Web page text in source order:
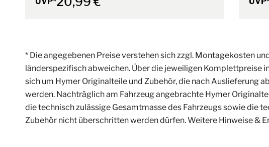
* Die angegebenen Preise verstehen sich zzgl. Montagekosten
länderspezifisch abweichen. Über die jeweiligen Komplettpreise
sich um Hymer Originalteile und Zubehör, die nach Auslieferung
werden. Nachträglich am Fahrzeug angebrachte Hymer
die technisch zulässige Gesamtmasse des Fahrzeugs sowie die
Zubehör nicht überschritten werden dürfen. Weitere Hinweise &